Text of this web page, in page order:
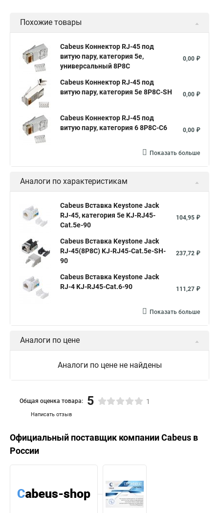
Похожие товары
Cabeus Коннектор RJ-45 под
витую пару, категория 5e,
универсальный 8P8C
0,00 ₽
Cabeus Коннектор RJ-45 под
витую пару, категория 5e 8P8C-SH
0,00 ₽
Cabeus Коннектор RJ-45 под
витую пару, категория 6 8P8C-C6
0,00 ₽
Показать больше
Аналоги по характеристикам
Cabeus Вставка Keystone Jack
RJ-45, категория 5e KJ-RJ45-
Cat.5e-90
104,95 ₽
Cabeus Вставка Keystone Jack
RJ-45(8P8C) KJ-RJ45-Cat.5e-SH-
90
237,72 ₽
Cabeus Вставка Keystone Jack
RJ-4 KJ-RJ45-Cat.6-90
111,27 ₽
Показать больше
Аналоги по цене
Аналоги по цене не найдены
Написать отзыв
Общая оценка товара: 5 1
Официальный поставщик компанииCabeus в
России